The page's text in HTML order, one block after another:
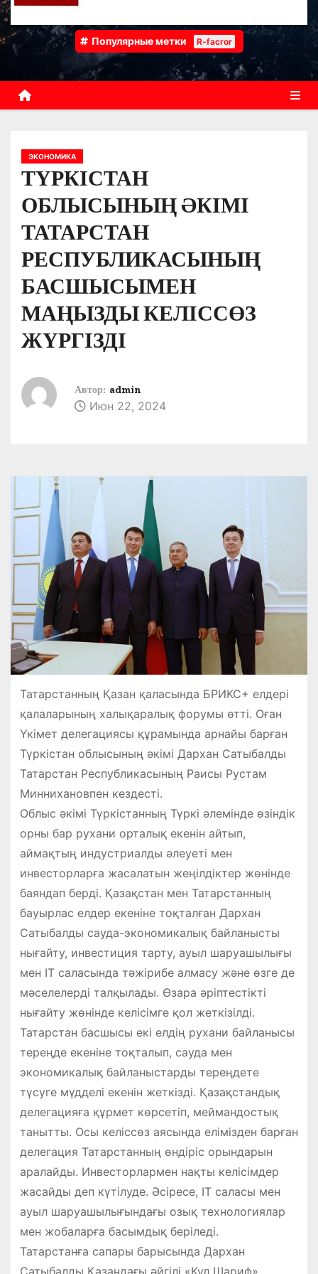
Популярные метки R-facror
ЭКОНОМИКА
ТҮРКІСТАН
ОБЛЫСЫНЫҢ ӘКІМІ
ТАТАРСТАН
РЕСПУБЛИКАСЫНЫҢ
БАСШЫСЫМЕН
МАҢЫЗДЫ КЕЛІССӨЗ
ЖҮРГІЗДІ
Автор: admin
Июн 22, 2024
Татарстанның Қазан қаласында БРИКС+ елдері
қалаларының халықаралық форумы өтті. Оған
Үкімет делегациясы құрамында арнайы барған
Түркістан облысының әкімі Дархан Сатыбалды
Татарстан Республикасының Раисы Рустам
Миннихановпен кездесті.
Облыс әкімі Түркістанның Түркі әлемінде өзіндік
орны бар рухани орталық екенін айтып,
аймақтың индустриалды әлеуеті мен
инвесторларға жасалатын жеңілдіктер жөнінде
баяндап берді. Қазақстан мен Татарстанның
бауырлас елдер екеніне тоқталған Дархан
Сатыбалды сауда-экономикалық байланысты
нығайту, инвестиция тарту, ауыл шаруашылығы
мен ІТ саласында тәжірибе алмасу және өзге де
мәселелерді талқылады. Өзара әріптестікті
нығайту жөнінде келісімге қол жеткізілді.
Татарстан басшысы екі елдің рухани байланысы
тереңде екеніне тоқталып, сауда мен
экономикалық байланыстарды тереңдете
түсуге мүдделі екенін жеткізді. Қазақстандық
делегацияға құрмет көрсетіп, меймандостық
танытты. Осы келіссөз аясында елімізден барған
делегация Татарстанның өндіріс орындарын
аралайды. Инвесторлармен нақты келісімдер
жасайды деп күтілуде. Әсіресе, ІТ саласы мен
ауыл шаруашылығындағы озық технологиялар
мен жобаларға басымдық беріледі.
Татарстанға сапары барысында Дархан
Сатыбалды Қазандағы әйгілі «Кул Шариф»